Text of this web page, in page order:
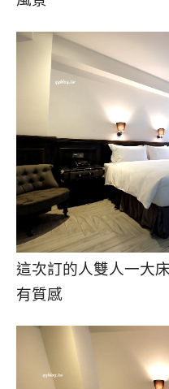
這次訂的人雙人一大
有質感